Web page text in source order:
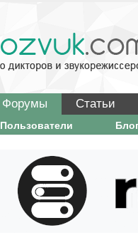
Форумы Статьи
Пользователи